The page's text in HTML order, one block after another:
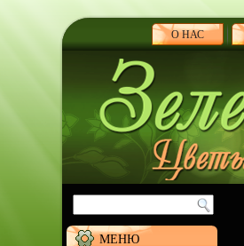
О НАС
МЕНЮ